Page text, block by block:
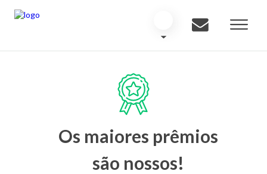
Os maiores prêmios
são nossos!